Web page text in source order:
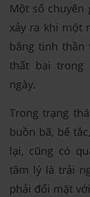
Một số chuyên
xảy ra khi một
bằng tinh thần
thất bại trong
ngày.
Trong trạng
buồn bã, bế
lại, cũng có
tâm lý là trải
phải đối mặt